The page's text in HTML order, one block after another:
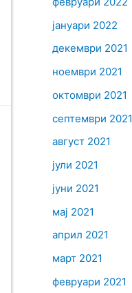
јануари 2022
декември 2021
ноември 2021
октомври 2021
септември 2021
август 2021
јули 2021
јуни 2021
мај 2021
април 2021
март 2021
февруари 2021